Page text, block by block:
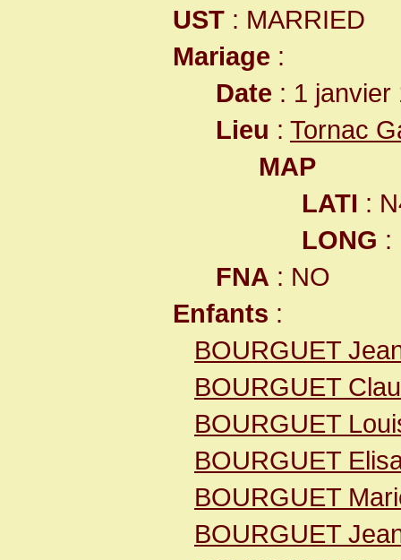
UST : MARRIED
Mariage :
Date : 1 janvier
Lieu : Tornac
MAP
LATI :
LONG :
FNA : NO
Enfants :
BOURGUET
BOURGUET
BOURGUET
BOURGUET
BOURGUET
BOURGUET